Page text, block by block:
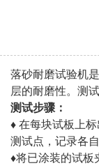
落砂耐磨试验机
层的耐磨性。测
测试步骤：
♦ 在每块试板上
测试点，记录各
♦将已涂装的试板